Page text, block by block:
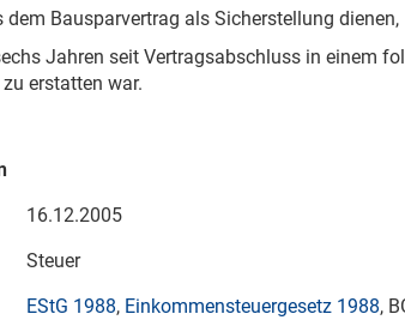
dem Bausparvertrag als Sicherstellung dienen,
Jahren seit Vertragsabschluss in einem
erstatten war.
16.12.2005
Steuer
EStG 1988, Einkommensteuergesetz 1988,